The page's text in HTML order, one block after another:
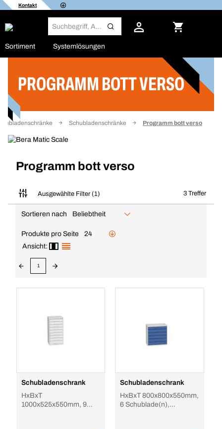
Kontakt
Sortiment Systemlösungen
PROGRAMM BOTT VERSO
Schubladenschränke Programm bott verso
Programm bott verso
Ausgewählte Filter (1) 3 Treffer
Filter
Sortieren nach Beliebtheit
Produkte pro Seite
24
Ansicht:
1
Schubladenschrank
HxBxT
1000x525x550mm, 9
Schubladenschrank
HxBxT 800x800x550mm,
6 Schublade(n),